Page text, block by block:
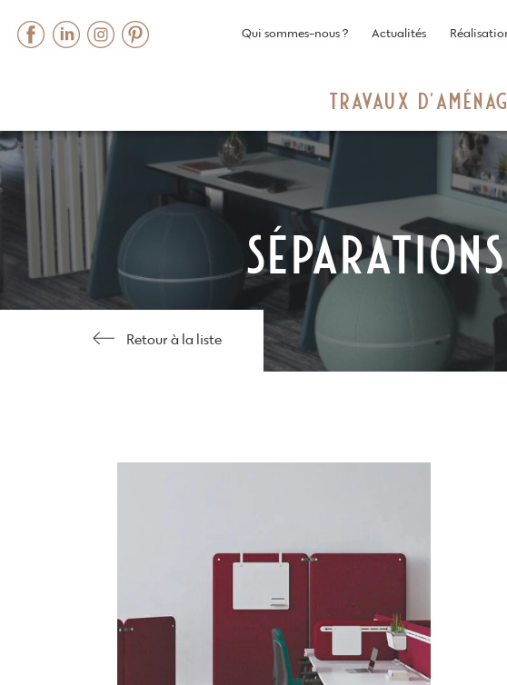
Skip
to
content
Qui sommes-nous ? Actualités
TRAVAUX
Retour à la liste